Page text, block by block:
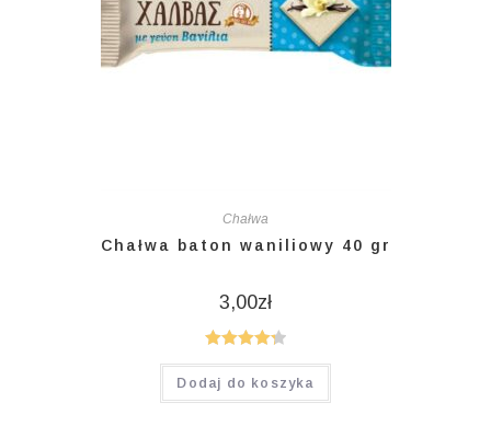
Chałwa
Chałwa baton waniliowy 40 gr
3,00zł
Oceniono
4.33na 5
Dodaj do koszyka